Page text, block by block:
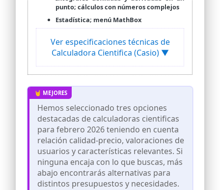
punto; cálculos con números complejos
Estadística; menú MathBox
Ver especificaciones técnicas de
Calculadora Cientifica (Casio) ▼
Hemos seleccionado tres opciones
destacadas de calculadoras cientificas
para febrero 2026 teniendo en cuenta
relación calidad-precio, valoraciones de
usuarios y características relevantes. Si
ninguna encaja con lo que buscas, más
abajo encontrarás alternativas para
distintos presupuestos y necesidades.